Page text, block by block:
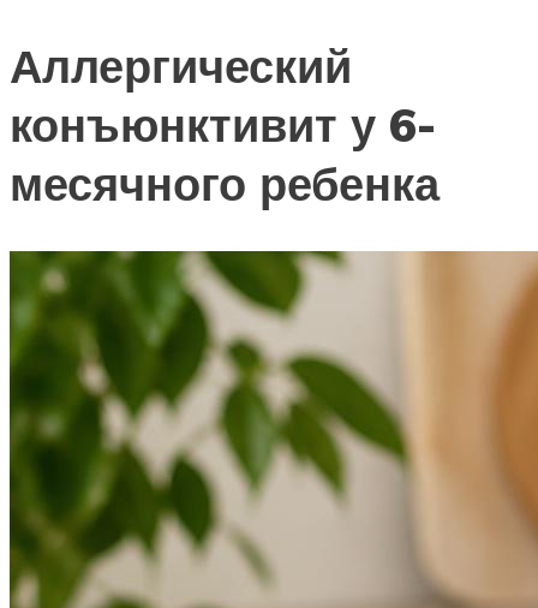
Аллергический
конъюнктивит у 6-
месячного ребенка